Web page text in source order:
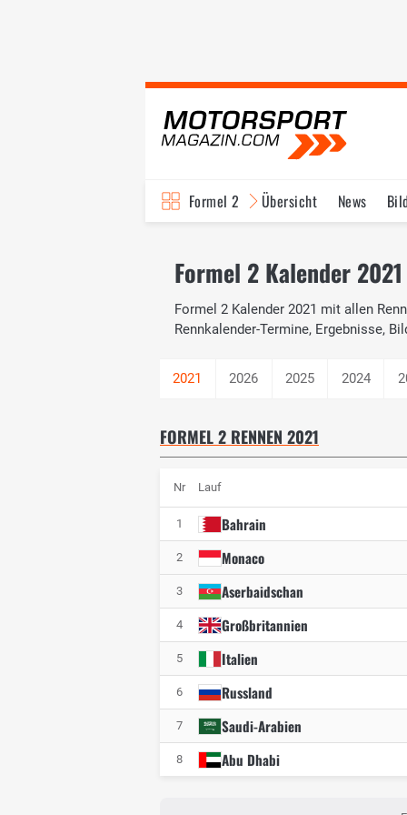
Formel 2 Übersicht News
Formel 2 Kalender
Formel 2 Kalender 2021 mit allen
Rennkalender-Termine, Ergebnisse,
2026 2025 2024
FORMEL 2 RENNEN 2021
Nr Lauf
1 Bahrain
2 Monaco
3 Aserbaidschan
4 Großbritannien
5 Italien
6 Russland
7 Saudi-Arabien
8 Abu Dhabi